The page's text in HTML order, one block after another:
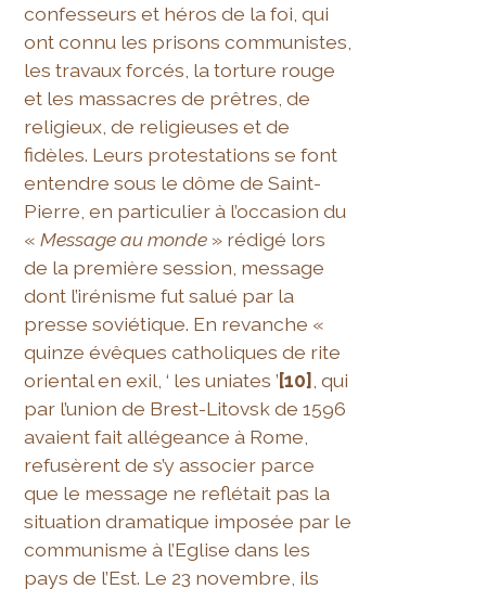
confesseurs et héros de la foi, qui
ont connu les prisons communistes,
les travaux forcés, la torture rouge
et les massacres de prêtres, de
religieux, de religieuses et de
fidèles. Leurs protestations se font
entendre sous le dôme de Saint-
Pierre, en particulier à l’occasion du
«Message au monde » rédigé lors
de la première session, message
dont l’irénisme fut salué par la
presse soviétique. En revanche «
quinze évêques catholiques de rite
oriental en exil, ‘ les uniates ’[10] , qui
par l’union de Brest-Litovsk de 1596
avaient fait allégeance à Rome,
refusèrent de s’y associer parce
que le message ne reflétait pas la
situation dramatique imposée par le
communisme à l’Eglise dans les
pays de l’Est. Le 23 novembre, ils